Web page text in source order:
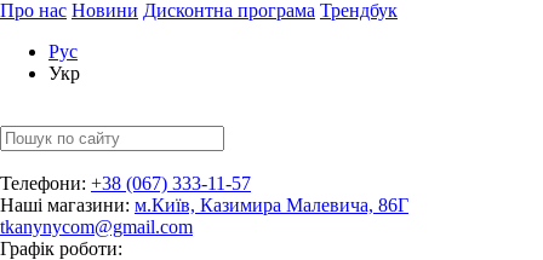
Про нас Новини Дисконтна програма Трендбук
Рус
Укр
Телефони: +38 (067) 333-11-57
Наші магазини: м.Київ, Казимира Малевича, 86Г
tkanynycom@gmail.com
Графік роботи: